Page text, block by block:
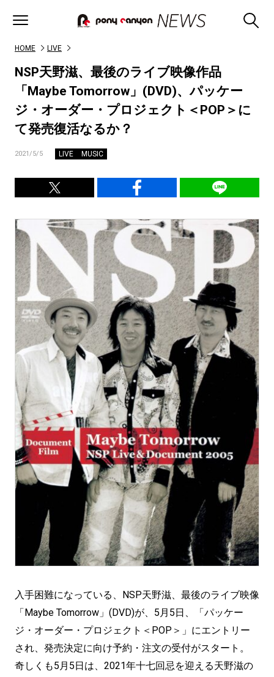
HOME LIVE
NSP天野滋、最後のライブ映像作品
「Maybe Tomorrow」(DVD)、パッケー
ジ・オーダー・プロジェクト＜POP＞に
て発売復活なるか？
2021/5/5 LIVE MUSIC
入手困難になっている、NSP天野滋、最後のライブ映像
「Maybe Tomorrow」(DVD)が、5月5日、「パッケー
ジ・オーダー・プロジェクト＜POP＞」にエントリー
され、発売決定に向け予約・注文の受付がスタート。
奇しくも5月5日は、2021年十七回忌を迎える天野滋の